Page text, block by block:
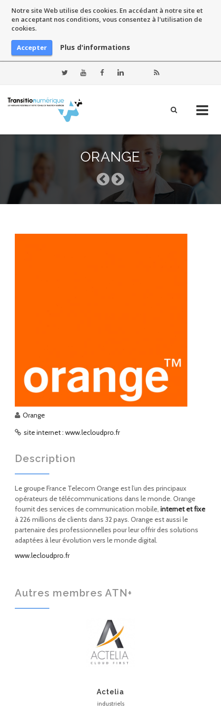
Notre site Web utilise des cookies. En accédant à notre site et
en acceptant nos conditions, vous consentez à l'utilisation de
cookies.
Accepter Plus d'informations
ORANGE
Orange
site internet : www.lecloudpro.fr
Description
Le groupe France Telecom Orange est l’un des principaux
opérateurs de télécommunications dans le monde. Orange
fournit des services de communication mobile, internet et fixe
à 226 millions de clients dans 32 pays. Orange est aussi le
partenaire des professionnelles pour leur offrir des solutions
adaptées à leur évolution vers le monde digital.
www.lecloudpro.fr
Autres membres ATN+
Actelia
industriels